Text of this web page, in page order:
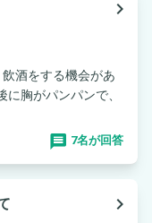
navigate_next
酒をする機会があ
胸がパンパンで、
7名が回答
navigate_next